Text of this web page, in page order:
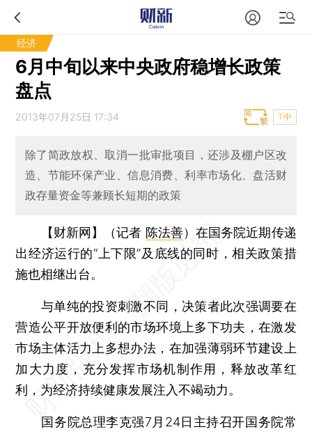
经济
6月中旬以来中央政府稳增长政策
盘点
2013年07月25日 17:34 T中
除了简政放权、取消一批审批项目，还涉及棚户区改
造、节能环保产业、信息消费、利率市场化、盘活财
政存量资金等兼顾长短期的政策
【财新网】（记者 陈法善） 在国务院近期传递
出经济运行的“上下限”及底线的同时，相关政策措
施也相继出台。
与单纯的投资刺激不同，决策者此次强调要在
营造公平开放便利的市场环境上多下功夫，在激发
市场主体活力上多想办法，在加强薄弱环节建设上
加大力度，充分发挥市场机制作用，释放改革红
利，为经济持续健康发展注入不竭动力。
国务院总理李克强7月24日主持召开国务院常